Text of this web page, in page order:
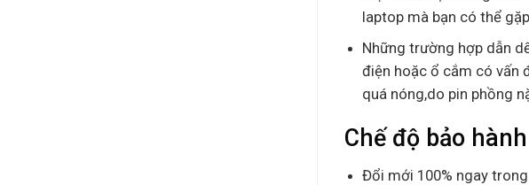
laptop mà bạn có thể
Những trường hợp dẫn
điện hoặc ổ cắm có vấn
quá nóng,do pin phồng
Chế độ bảo hành
Đổi mới 100% ngay